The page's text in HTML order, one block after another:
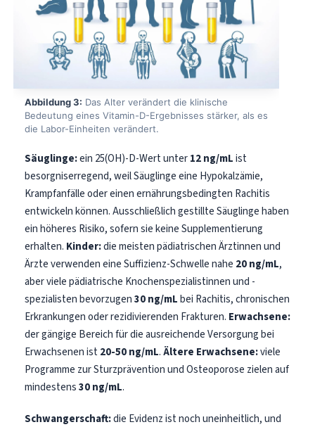
Abbildung 3: Das Alter verändert die klinische
Bedeutung eines Vitamin-D-Ergebnisses stärker, als es
die Labor-Einheiten verändert.
Säuglinge:ein 25(OH)-D-Wert unter12 ng/mList
besorgniserregend, weil Säuglinge eine Hypokalzämie,
Krampfanfälle oder einen ernährungsbedingten Rachitis
entwickeln können. Ausschließlich gestillte Säuglinge haben
ein höheres Risiko, sofern sie keine Supplementierung
erhalten. Kinder:die meisten pädiatrischen Ärztinnen und
Ärzte verwenden eine Suffizienz-Schwelle nahe 20 ng/mL,
aber viele pädiatrische Knochenspezialistinnen und -
spezialisten bevorzugen30 ng/mLbei Rachitis, chronischen
Erkrankungen oder rezidivierenden Frakturen. Erwachsene:
der gängige Bereich für die ausreichende Versorgung bei
Erwachsenen ist 20-50 ng/mL.Ältere Erwachsene:viele
Programme zur Sturzprävention und Osteoporose zielen auf
mindestens30 ng/mL.
Schwangerschaft:die Evidenz ist noch uneinheitlich, und